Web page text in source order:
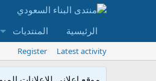
الرئيسية المنتديات
Latest activity
Register